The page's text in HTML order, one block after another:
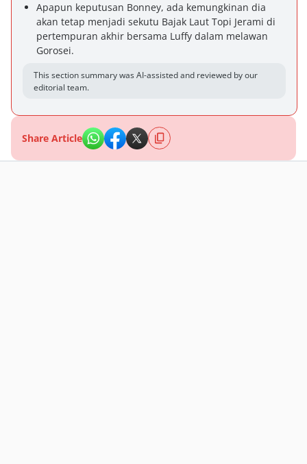
Apapun keputusan Bonney, ada kemungkinan dia
akan tetap menjadi sekutu Bajak Laut Topi Jerami di
pertempuran akhir bersama Luffy dalam melawan
Gorosei.
This section summary was AI-assisted and reviewed by our
editorial team.
Share Article